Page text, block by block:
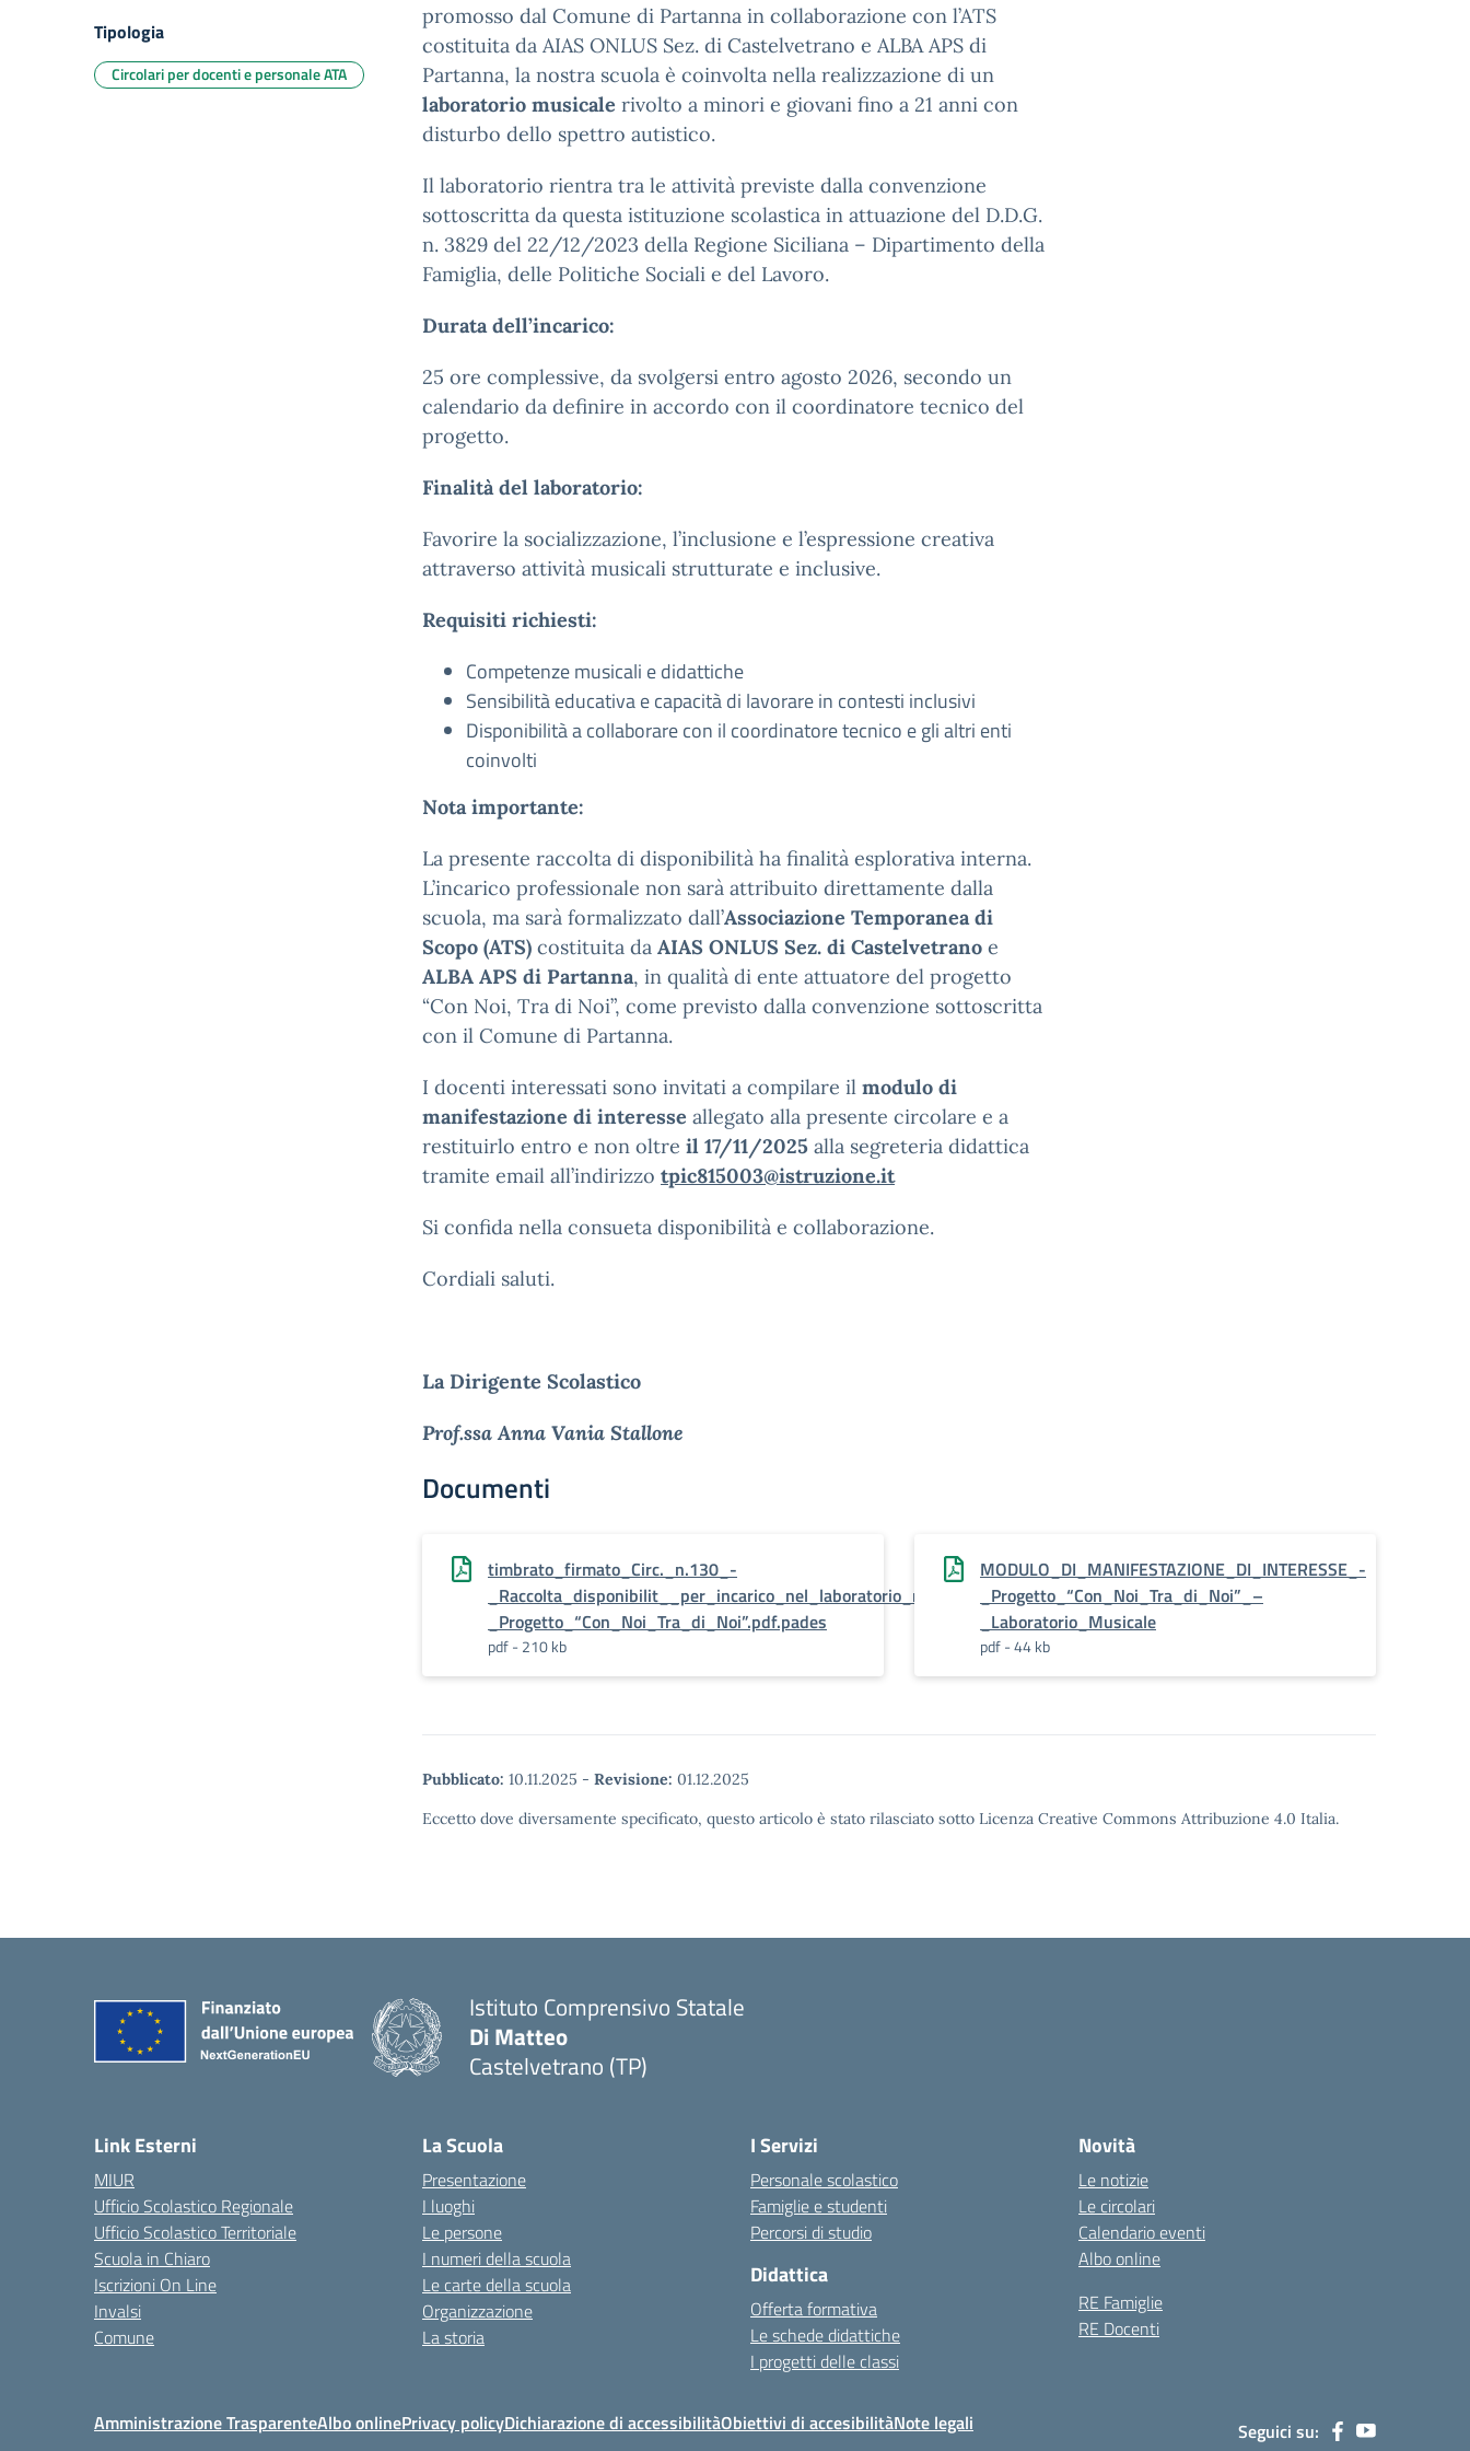
promosso dal Comune di Partanna in collaborazione con l’ATS
costituita da AIAS ONLUS Sez. di Castelvetrano e ALBA APS di
Partanna, la nostra scuola è coinvolta nella realizzazione di un
laboratorio musicale rivolto a minori e giovani fino a 21 anni con
disturbo dello spettro autistico.
Il laboratorio rientra tra le attività previste dalla convenzione
sottoscritta da questa istituzione scolastica in attuazione del D.D.G.
n. 3829 del 22/12/2023 della Regione Siciliana – Dipartimento della
Famiglia, delle Politiche Sociali e del Lavoro.
Durata dell’incarico:
25 ore complessive, da svolgersi entro agosto 2026, secondo un
calendario da definire in accordo con il coordinatore tecnico del
progetto.
Finalità del laboratorio:
Favorire la socializzazione, l’inclusione e l’espressione creativa
attraverso attività musicali strutturate e inclusive.
Requisiti richiesti:
Competenze musicali e didattiche
Sensibilità educativa e capacità di lavorare in contesti inclusivi
Disponibilità a collaborare con il coordinatore tecnico e gli altri enti
coinvolti
Nota importante:
La presente raccolta di disponibilità ha finalità esplorativa interna.
L’incarico professionale non sarà attribuito direttamente dalla
scuola, ma sarà formalizzato dall’Associazione Temporanea di
Scopo (ATS) costituita da AIAS ONLUS Sez. di Castelvetrano e
ALBA APS di Partanna, in qualità di ente attuatore del progetto
“Con Noi, Tra di Noi”, come previsto dalla convenzione sottoscritta
con il Comune di Partanna.
I docenti interessati sono invitati a compilare il modulo di
manifestazione di interesse allegato alla presente circolare e a
restituirlo entro e non oltre il 17/11/2025 alla segreteria didattica
tramite email all’indirizzo tpic815003@istruzione.it
Si confida nella consueta disponibilità e collaborazione.
Cordiali saluti.
La Dirigente Scolastico
Prof.ssa Anna Vania Stallone
Documenti
timbrato_firmato_Circ._n.130_-
_Raccolta_disponibilit__per_incarico_nel_laboratorio_musicale_–
_Progetto_“Con_Noi_Tra_di_Noi”.pdf.pades
pdf - 210 kb
MODULO_DI_MANIFESTAZIONE_DI_INTERESSE_-
_Progetto_“Con_Noi_Tra_di_Noi”_–
_Laboratorio_Musicale
pdf - 44 kb
Pubblicato: 10.11.2025 - Revisione: 01.12.2025
Eccetto dove diversamente specificato, questo articolo è stato rilasciato sotto Licenza Creative Commons Attribuzione 4.0 Italia.
Tipologia
Circolari per docenti e personale ATA
Istituto Comprensivo Statale
Di Matteo
Castelvetrano (TP)
Link Esterni
MIUR
Ufficio Scolastico Regionale
Ufficio Scolastico Territoriale
Scuola in Chiaro
Iscrizioni On Line
Invalsi
Comune
La Scuola
Presentazione
I luoghi
Le persone
I numeri della scuola
Le carte della scuola
Organizzazione
La storia
I Servizi
Personale scolastico
Famiglie e studenti
Percorsi di studio
Didattica
Offerta formativa
Le schede didattiche
I progetti delle classi
Novità
Le notizie
Le circolari
Calendario eventi
Albo online
RE Famiglie
RE Docenti
Amministrazione TrasparenteAlbo onlinePrivacy policyDichiarazione di accessibilitàObiettivi di accesibilitàNote legali Seguici su: